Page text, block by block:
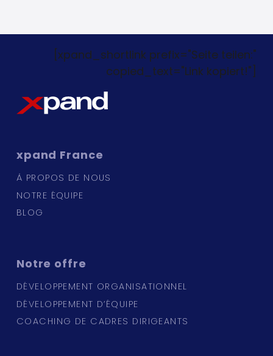
[xpand_shortlink prefix="Seite teilen:"
copied_text="Link kopiert!"]
xpand France
À PROPOS DE NOUS
NOTRE ÉQUIPE
BLOG
Notre offre
DÉVELOPPEMENT ORGANISATIONNEL
DÉVELOPPEMENT D’ÉQUIPE
COACHING DE CADRES DIRIGEANTS